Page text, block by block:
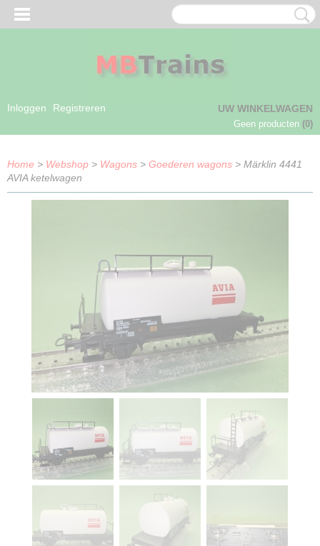
Inloggen Registreren UW WINKELWAGEN
Geen producten (0)
Home > Webshop > Wagons > Goederen wagons > Märklin 4441
AVIA ketelwagen